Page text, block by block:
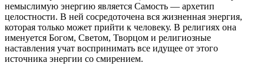
немыслимую энергию является Самость — архетип
целостности. В ней сосредоточена вся жизненная энергия,
которая только может прийти к человеку. В религиях она
именуется Богом, Светом, Творцом и религиозные
наставления учат воспринимать все идущее от этого
источника энергии со смирением.